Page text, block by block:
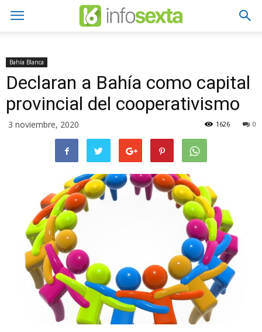
Bahía Blanca
Declaran a Bahía como capital
provincial del cooperativismo
3 noviembre, 2020 0
1626